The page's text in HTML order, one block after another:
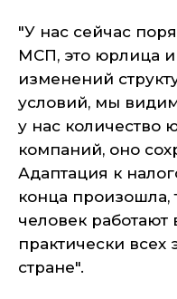
"У нас сейчас
МСП, это юрлица
изменений
условий, мы
у нас количество
компаний, оно
Адаптация к
конца произошла,
человек работают
практически всех
стране".